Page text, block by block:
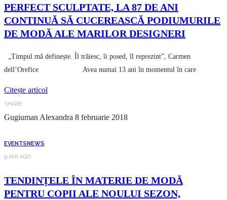
PERFECT SCULPTATE, LA 87 DE ANI
CONTINUĂ SĂ CUCEREASCĂ PODIUMURILE
DE MODĂ ALE MARILOR DESIGNERI
„Timpul mă definește. Îl trăiesc, îi posed, îl reprezint”, Carmen
dell’Orefice Avea numai 13 ani în momentul în care
Citește articol
SHARE
Gugiuman Alexandra 8 februarie 2018
EVENTSNEWS
9 ANI AGO
TENDINȚELE ÎN MATERIE DE MODĂ
PENTRU COPII ALE NOULUI SEZON,